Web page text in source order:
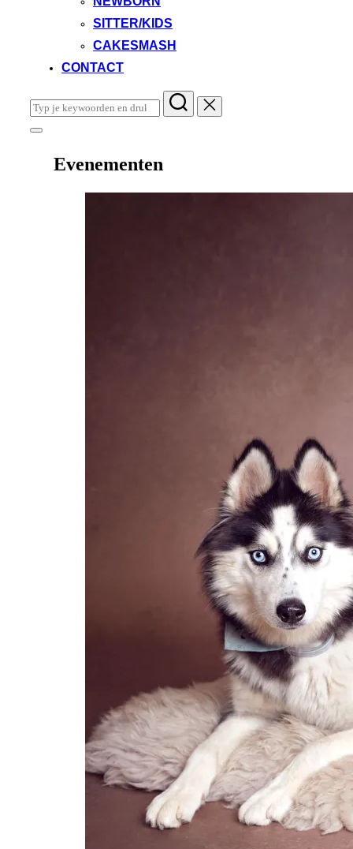
SITTER/KIDS
CAKESMASH
CONTACT
Zoek
naar:
Toggle
navigatie
Evenementen